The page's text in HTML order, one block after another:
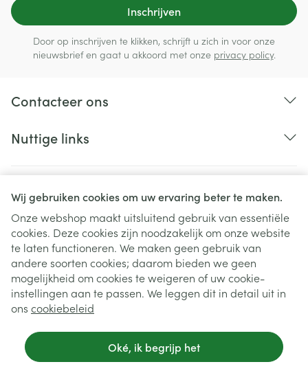
Wij gebruiken cookies om uw ervaring beter te maken.
Onze webshop maakt uitsluitend gebruik van essentiële
cookies. Deze cookies zijn noodzakelijk om onze website
te laten functioneren. We maken geen gebruik van
andere soorten cookies; daarom bieden we geen
mogelijkheid om cookies te weigeren of uw cookie-
instellingen aan te passen. We leggen dit in detail uit in
ons cookiebeleid
Oké, ik begrijp het
Inschrijven
Door op inschrijven te klikken, schrijft u zich in voor onze
nieuwsbrief en gaat u akkoord met onze privacy policy.
Contacteer ons
Nuttige links
Juridische links